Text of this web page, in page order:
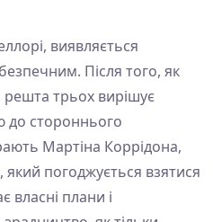
виявляється
Після того, як
решта трьох вирішує
до стороннього
Мартіна Коррідона,
погоджується взятися
власні плани і